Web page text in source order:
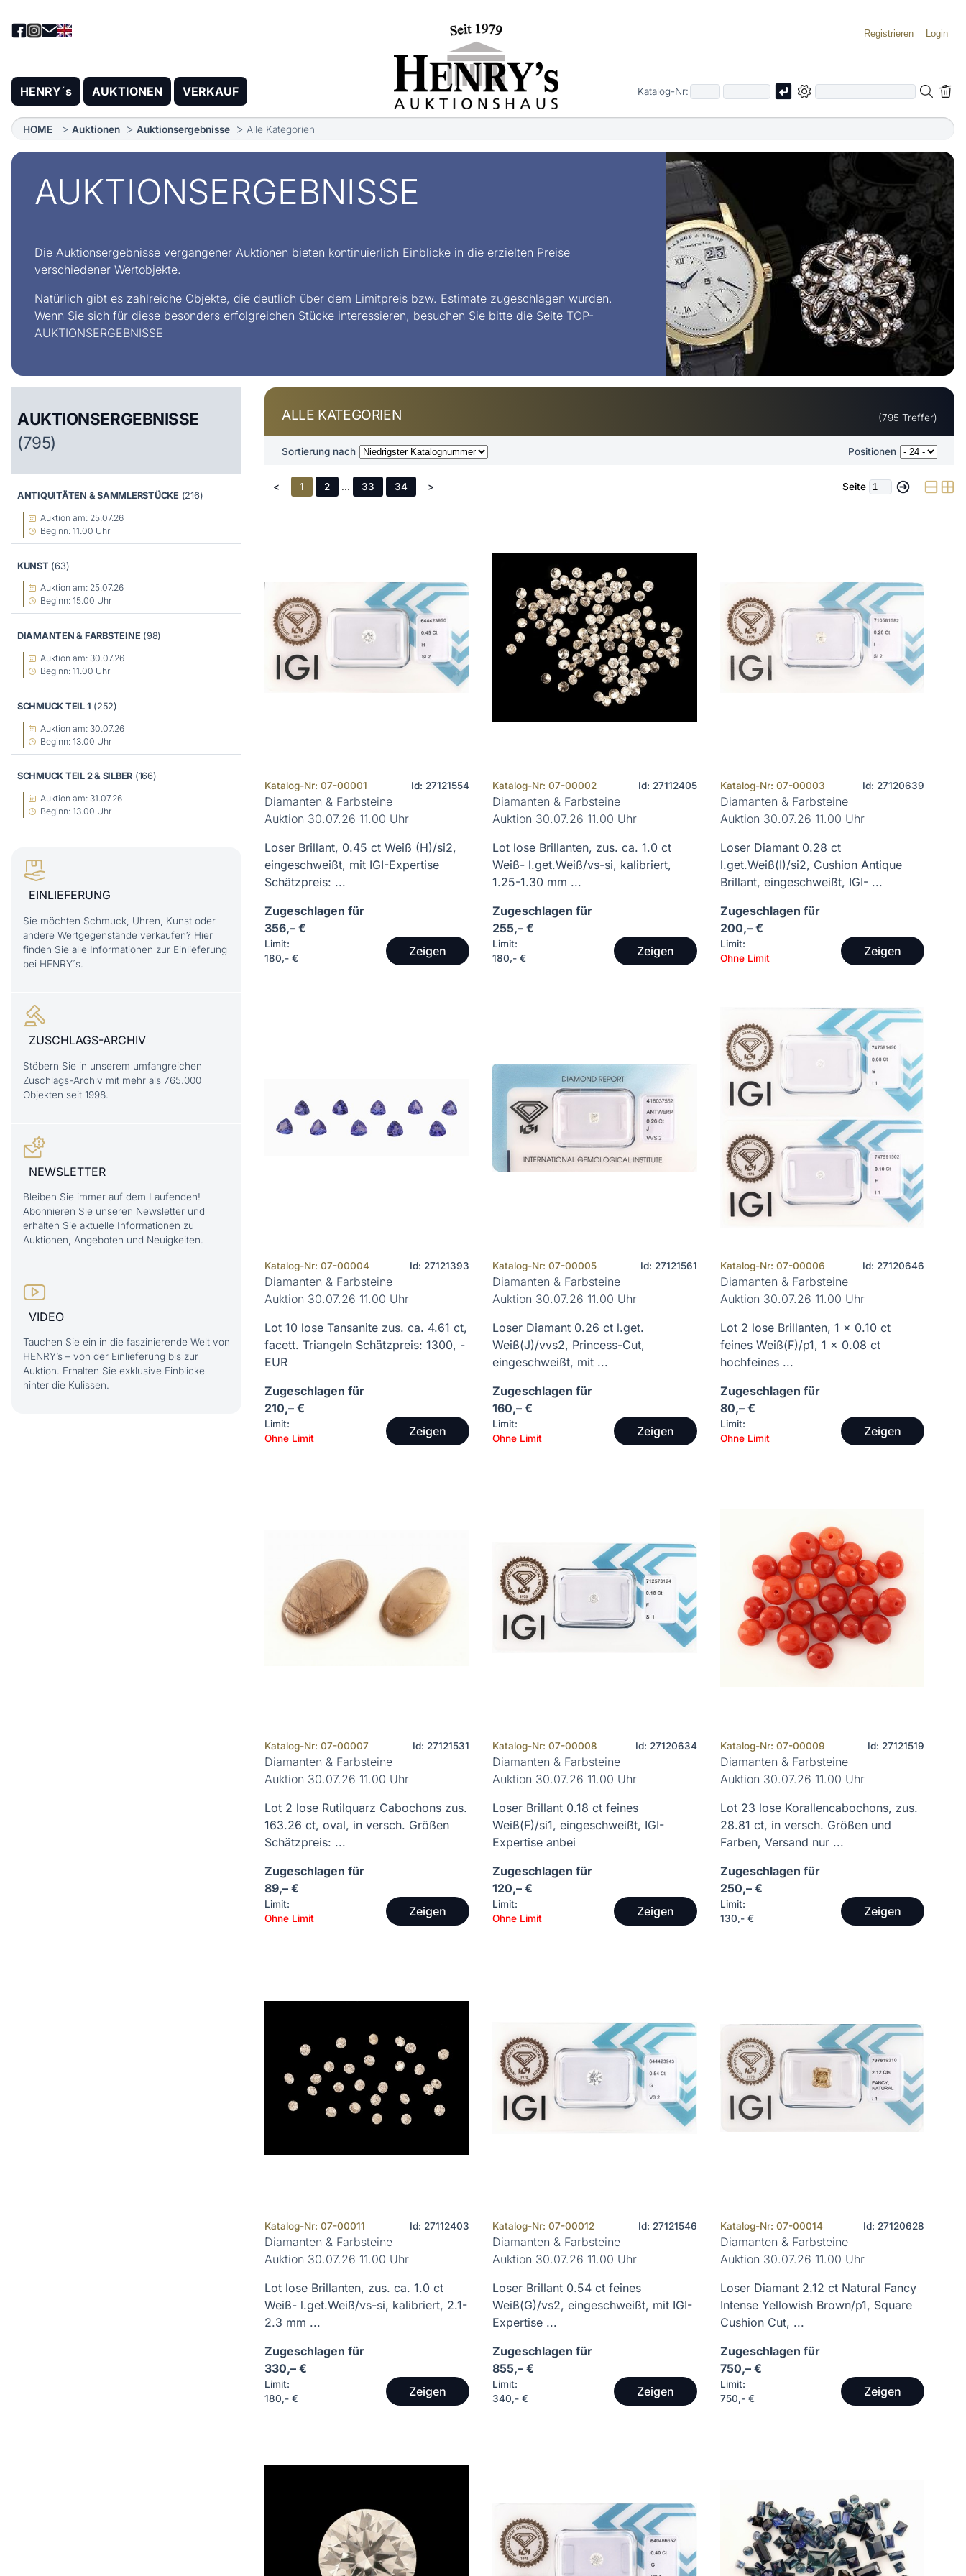
Registrieren Login
HENRY´s AUKTIONEN VERKAUF Katalog-Nr:
HOME Auktionen Auktionsergebnisse Alle Kategorien
AUKTIONSERGEBNISSE
Die Auktionsergebnisse vergangener Auktionen bieten kontinuierlich Einblicke in die erzielten Preise
verschiedener Wertobjekte.
Natürlich gibt es zahlreiche Objekte, die deutlich über dem Limitpreis bzw. Estimate zugeschlagen wurden.
Wenn Sie sich für diese besonders erfolgreichen Stücke interessieren, besuchen Sie bitte die Seite TOP-
AUKTIONSERGEBNISSE
AUKTIONSERGEBNISSE
(795)
ANTIQUITÄTEN & SAMMLERSTÜCKE (216)
Auktion am: 25.07.26
Beginn: 11.00 Uhr
KUNST (63)
Auktion am: 25.07.26
Beginn: 15.00 Uhr
DIAMANTEN & FARBSTEINE (98)
Auktion am: 30.07.26
Beginn: 11.00 Uhr
SCHMUCK TEIL 1 (252)
Auktion am: 30.07.26
Beginn: 13.00 Uhr
SCHMUCK TEIL 2 & SILBER (166)
Auktion am: 31.07.26
Beginn: 13.00 Uhr
EINLIEFERUNG
Sie möchten Schmuck, Uhren, Kunst oder
andere Wertgegenstände verkaufen? Hier
finden Sie alle Informationen zur Einlieferung
bei HENRY´s.
ZUSCHLAGS-ARCHIV
Stöbern Sie in unserem umfangreichen
Zuschlags-Archiv mit mehr als 765.000
Objekten seit 1998.
NEWSLETTER
Bleiben Sie immer auf dem Laufenden!
Abonnieren Sie unseren Newsletter und
erhalten Sie aktuelle Informationen zu
Auktionen, Angeboten und Neuigkeiten.
VIDEO
Tauchen Sie ein in die faszinierende Welt von
HENRY’s – von der Einlieferung bis zur
Auktion. Erhalten Sie exklusive Einblicke
hinter die Kulissen.
ALLE KATEGORIEN (795 Treffer)
Sortierung nach Positionen
< 1 2 ... 33 34 > Seite
Katalog-Nr: 07-00001 Id: 27121554
Diamanten & Farbsteine
Auktion 30.07.26 11.00 Uhr
Loser Brillant, 0.45 ct Weiß (H)/si2,
eingeschweißt, mit IGI-Expertise
Schätzpreis: ...
Zugeschlagen für
356,– €
Limit:
180,- €
Zeigen
Katalog-Nr: 07-00002 Id: 27112405
Diamanten & Farbsteine
Auktion 30.07.26 11.00 Uhr
Lot lose Brillanten, zus. ca. 1.0 ct
Weiß- l.get.Weiß/vs-si, kalibriert,
1.25-1.30 mm ...
Zugeschlagen für
255,– €
Limit:
180,- €
Zeigen
Katalog-Nr: 07-00003 Id: 27120639
Diamanten & Farbsteine
Auktion 30.07.26 11.00 Uhr
Loser Diamant 0.28 ct
l.get.Weiß(I)/si2, Cushion Antique
Brillant, eingeschweißt, IGI- ...
Zugeschlagen für
200,– €
Limit:
Ohne Limit
Zeigen
Katalog-Nr: 07-00004 Id: 27121393
Diamanten & Farbsteine
Auktion 30.07.26 11.00 Uhr
Lot 10 lose Tansanite zus. ca. 4.61 ct,
facett. Triangeln Schätzpreis: 1300, -
EUR
Zugeschlagen für
210,– €
Limit:
Ohne Limit
Zeigen
Katalog-Nr: 07-00005 Id: 27121561
Diamanten & Farbsteine
Auktion 30.07.26 11.00 Uhr
Loser Diamant 0.26 ct l.get.
Weiß(J)/vvs2, Princess-Cut,
eingeschweißt, mit ...
Zugeschlagen für
160,– €
Limit:
Ohne Limit
Zeigen
Katalog-Nr: 07-00006 Id: 27120646
Diamanten & Farbsteine
Auktion 30.07.26 11.00 Uhr
Lot 2 lose Brillanten, 1 x 0.10 ct
feines Weiß(F)/p1, 1 x 0.08 ct
hochfeines ...
Zugeschlagen für
80,– €
Limit:
Ohne Limit
Zeigen
Katalog-Nr: 07-00007 Id: 27121531
Diamanten & Farbsteine
Auktion 30.07.26 11.00 Uhr
Lot 2 lose Rutilquarz Cabochons zus.
163.26 ct, oval, in versch. Größen
Schätzpreis: ...
Zugeschlagen für
89,– €
Limit:
Ohne Limit
Zeigen
Katalog-Nr: 07-00008 Id: 27120634
Diamanten & Farbsteine
Auktion 30.07.26 11.00 Uhr
Loser Brillant 0.18 ct feines
Weiß(F)/si1, eingeschweißt, IGI-
Expertise anbei
Zugeschlagen für
120,– €
Limit:
Ohne Limit
Zeigen
Katalog-Nr: 07-00009 Id: 27121519
Diamanten & Farbsteine
Auktion 30.07.26 11.00 Uhr
Lot 23 lose Korallencabochons, zus.
28.81 ct, in versch. Größen und
Farben, Versand nur ...
Zugeschlagen für
250,– €
Limit:
130,- €
Zeigen
Katalog-Nr: 07-00011 Id: 27112403
Diamanten & Farbsteine
Auktion 30.07.26 11.00 Uhr
Lot lose Brillanten, zus. ca. 1.0 ct
Weiß- l.get.Weiß/vs-si, kalibriert, 2.1-
2.3 mm ...
Zugeschlagen für
330,– €
Limit:
180,- €
Zeigen
Katalog-Nr: 07-00012 Id: 27121546
Diamanten & Farbsteine
Auktion 30.07.26 11.00 Uhr
Loser Brillant 0.54 ct feines
Weiß(G)/vs2, eingeschweißt, mit IGI-
Expertise ...
Zugeschlagen für
855,– €
Limit:
340,- €
Zeigen
Katalog-Nr: 07-00014 Id: 27120628
Diamanten & Farbsteine
Auktion 30.07.26 11.00 Uhr
Loser Diamant 2.12 ct Natural Fancy
Intense Yellowish Brown/p1, Square
Cushion Cut, ...
Zugeschlagen für
750,– €
Limit:
750,- €
Zeigen